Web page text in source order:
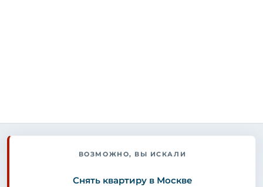
ВОЗМОЖНО, ВЫ ИСКАЛИ
Снять квартиру в Москве